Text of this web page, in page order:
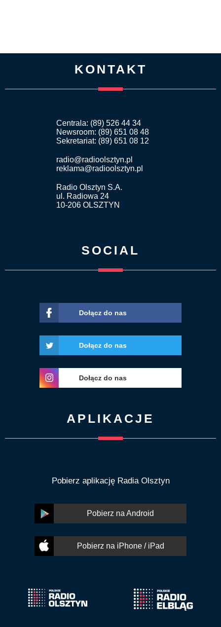
KONTAKT
Centrala: (89) 526 44 34
Newsroom: (89) 651 08 48
Sekretariat: (89) 651 08 12
radio@radioolsztyn.pl
reklama@radioolsztyn.pl
Radio Olsztyn S.A.
ul. Radiowa 24
10-206 OLSZTYN
SOCIAL
Dołącz do nas
Dołącz do nas
Dołącz do nas
APLIKACJE
Pobierz aplikację Radia Olsztyn
Pobierz na Android
Pobierz na iPhone / iPad